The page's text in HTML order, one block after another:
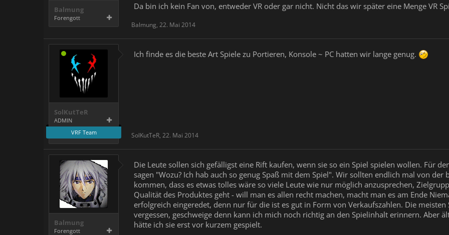
Balmung
Forengott
Da bin ich kein Fan von, entweder VR oder gar nicht. Nicht das wir später eine Menge VR
Balmung, 22. Mai 2014
SolKutTeR
ADMIN
VRF Team
Ich finde es die beste Art Spiele zu Portieren, Konsole ~ PC hatten wir lange genug.
SolKutTeR, 22. Mai 2014
Balmung
Forengott
Die Leute sollen sich gefälligst eine Rift kaufen, wenn sie so ein Spiel spielen wollen. Für
sagen "Wozu? Ich hab auch so genug Spaß mit dem Spiel". Wir sollten endlich mal von der
kommen, dass es etwas tolles wäre so viele Leute wie nur möglich anzusprechen,
Qualität des Produktes geht - will man es allen recht machen, macht man es am Ende
erfolgreich eingeredet, denn nur für die ist es gut in Form von Verkaufszahlen. Die meisten
vergessen, geschweige denn kann ich mich noch richtig an den Spielinhalt erinnern. Aber
hätte ich sie erst vor kurzem gespielt.